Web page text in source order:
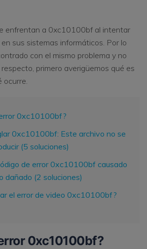
enfrentan a 0xc10100bf al intentar
sus sistemas informáticos. Por lo
con el mismo problema y no
primero averigüemos qué es
ocurre.
0xc10100bf?
0xc10100bf: Este archivo no se
(5 soluciones)
de error 0xc10100bf causado
dañado (2 soluciones)
el error de video 0xc10100bf?
0xc10100bf?